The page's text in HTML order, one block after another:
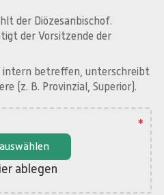
der Diözesanbischof.
der Vorsitzende der
intern betreffen, unterschreibt
(z. B. Provinzial, Superior).
*
ablegen